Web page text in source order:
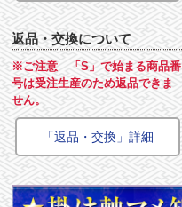
返品・交換について
※ご注意 「S」で始まる商品番
号は受注生産のため返品できま
せん。
「返品・交換」詳細